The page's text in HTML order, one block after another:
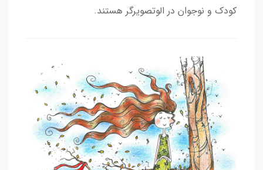
کودک و نوجوان در الوتصویرگر هستند.